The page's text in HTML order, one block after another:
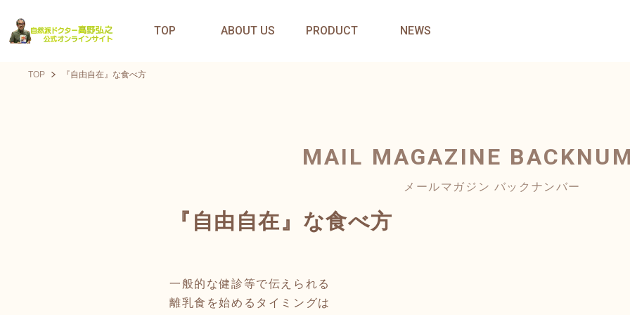
TOP ABOUT US PRODUCT NEWS
TOP 『自由自在』な食べ方
MAIL MAGAZINE
メールマガジン バックナンバー
『自由自在』な食べ方
一般的な健診等で伝えられる
離乳食を始めるタイミングは